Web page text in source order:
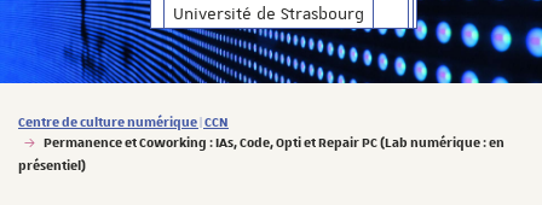
Université de Strasbourg
Vous êtes ici :
Centre de culture numérique | CCN
Permanence et Coworking : IAs, Code, Opti et Repair PC (Lab numérique : en
présentiel)